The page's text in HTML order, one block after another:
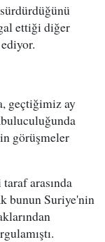
ettiği diğer
geçtiğimiz ay
görüşmeler
arasında
bunun Suriye'nin